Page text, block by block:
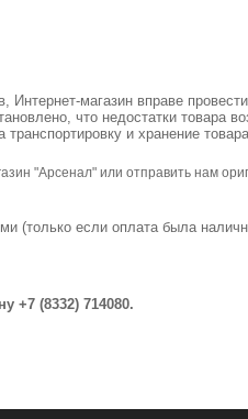
магазин вправе
что недостатки товара
и хранение
"Арсенал" или отправить нам
(только если оплата была
+7 (8332) 714080.